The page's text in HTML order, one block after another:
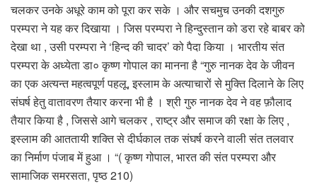
चलकर उनके अधूरे काम को पूरा कर सके । और सचमुच उनकी दशगुरु
परम्परा ने यह कर दिखाया । जिस परम्परा ने हिन्दुस्तान को डरा रहे बाबर को
देखा था , उसी परम्परा ने ‘हिन्द की चादर’ को पैदा किया । भारतीय संत
परम्परा के अध्येता डा० कृष्ण गोपाल का मानना है “गुरु नानक देव के जीवन
का एक अत्यन्त महत्वपूर्ण पहलू, इस्लाम के अत्याचारों से मुक्ति दिलाने के लिए
संघर्ष हेतु वातावरण तैयार करना भी है । श्री गुरु नानक देव ने वह फ़ौलाद
तैयार किया है , जिससे आगे चलकर , राष्ट्र और समाज की रक्षा के लिए ,
इस्लाम की आततायी शक्ति से दीर्घकाल तक संघर्ष करने वाली संत तलवार
का निर्माण पंजाब में हुआ । “( कृष्ण गोपाल, भारत की संत परम्परा और
सामाजिक समरसता, पृष्ठ 210)